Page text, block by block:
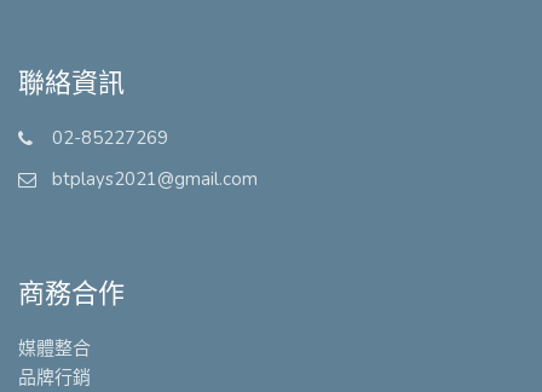
聯絡資訊
02-85227269
btplays2021@gmail.com
商務合作
媒體整合
品牌行銷